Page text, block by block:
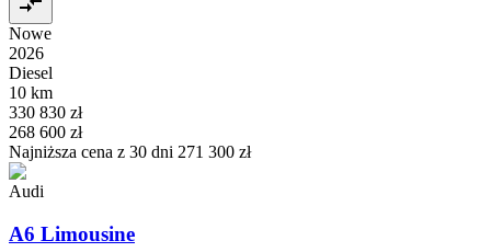
Nowe
2026
Diesel
10 km
330 830 zł
268 600 zł
Najniższa cena z 30 dni 271 300 zł
Audi
A6 Limousine